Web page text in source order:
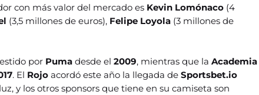
con más valor del mercado es Kevin Lomónaco (4
(3,5 millones de euros), Felipe Loyola (3 millones de
por Pumadesde el2009, mientras que laAcademia
. El Rojoacordó este año la llegada deSportsbet.io
y los otros sponsors que tiene en su camiseta son